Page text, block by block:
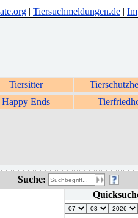
| Tiersuchmeldungen.de |
Tiersitter
Happy Ends
Suche: